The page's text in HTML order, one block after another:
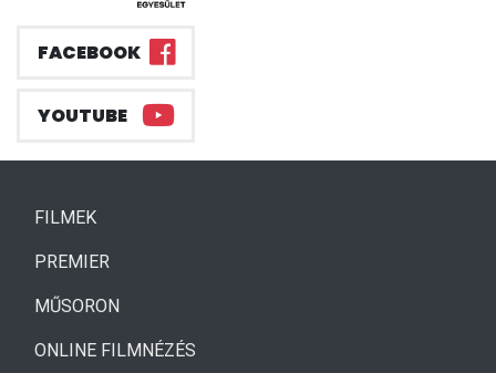
FACEBOOK
YOUTUBE
FILMEK(CURRENT)
PREMIER
MŰSORON
ONLINE FILMNÉZÉS